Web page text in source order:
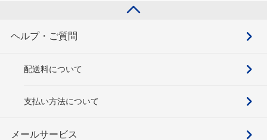
ヘルプ・ご質問
配送料について
支払い方法について
メールサービス